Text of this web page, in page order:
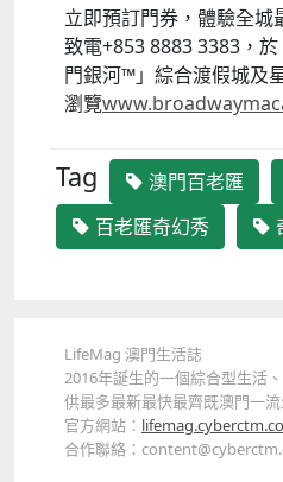
立即預訂門券，體驗全城
致電+853 8883 3383，
門銀河™」綜合渡假城及
瀏覽
Tag 澳門百老匯
百老匯奇幻秀
LifeMag 澳門生活誌
2016年誕生的一個綜合型生活
供最多最新最快最齊既澳門一流
官方網站：
合作聯絡：